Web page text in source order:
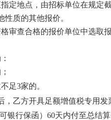
定地点，由招标单位在规定
性质的其他报价。
审查合格的报价单位中选取
不足3家的。
， 乙方开具足额增值税专用发
银行保函）60天内付至总结